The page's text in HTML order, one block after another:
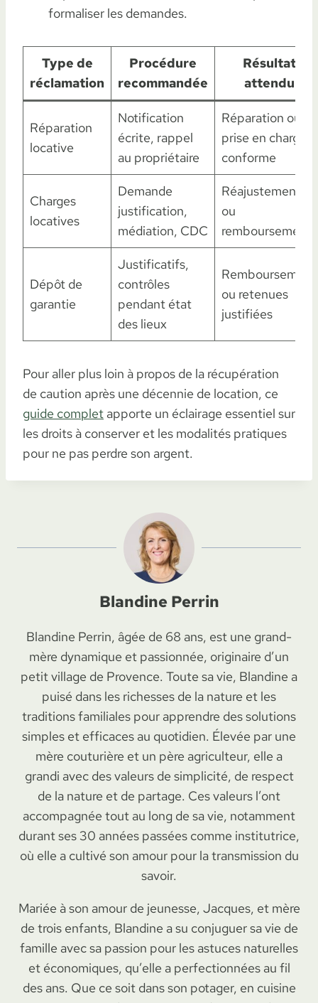
formaliser les demandes.
Type de
réclamation
Procédure
recommandée
Résultat
attendu
Réparation
locative
Notification
écrite, rappel
au propriétaire
Réparation ou
prise en charge
conforme
Charges
locatives
Demande
justification,
médiation, CDC
Réajustement
ou
remboursement
Dépôt de
garantie
Justificatifs,
contrôles
pendant état
des lieux
Remboursement
ou retenues
justifiées
Pour aller plus loin à propos de la récupération
de caution après une décennie de location, ce
guide complet apporte un éclairage essentiel sur
les droits à conserver et les modalités pratiques
pour ne pas perdre son argent.
Blandine Perrin
Blandine Perrin, âgée de 68 ans, est une grand-
mère dynamique et passionnée, originaire d’un
petit village de Provence. Toute sa vie, Blandine a
puisé dans les richesses de la nature et les
traditions familiales pour apprendre des solutions
simples et efficaces au quotidien. Élevée par une
mère couturière et un père agriculteur, elle a
grandi avec des valeurs de simplicité, de respect
de la nature et de partage. Ces valeurs l’ont
accompagnée tout au long de sa vie, notamment
durant ses 30 années passées comme institutrice,
où elle a cultivé son amour pour la transmission du
savoir.
Mariée à son amour de jeunesse, Jacques, et mère
de trois enfants, Blandine a su conjuguer sa vie de
famille avec sa passion pour les astuces naturelles
et économiques, qu’elle a perfectionnées au fil
des ans. Que ce soit dans son potager, en cuisine